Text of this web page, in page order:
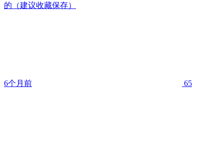
的（建议收藏保存）
6个月前 65